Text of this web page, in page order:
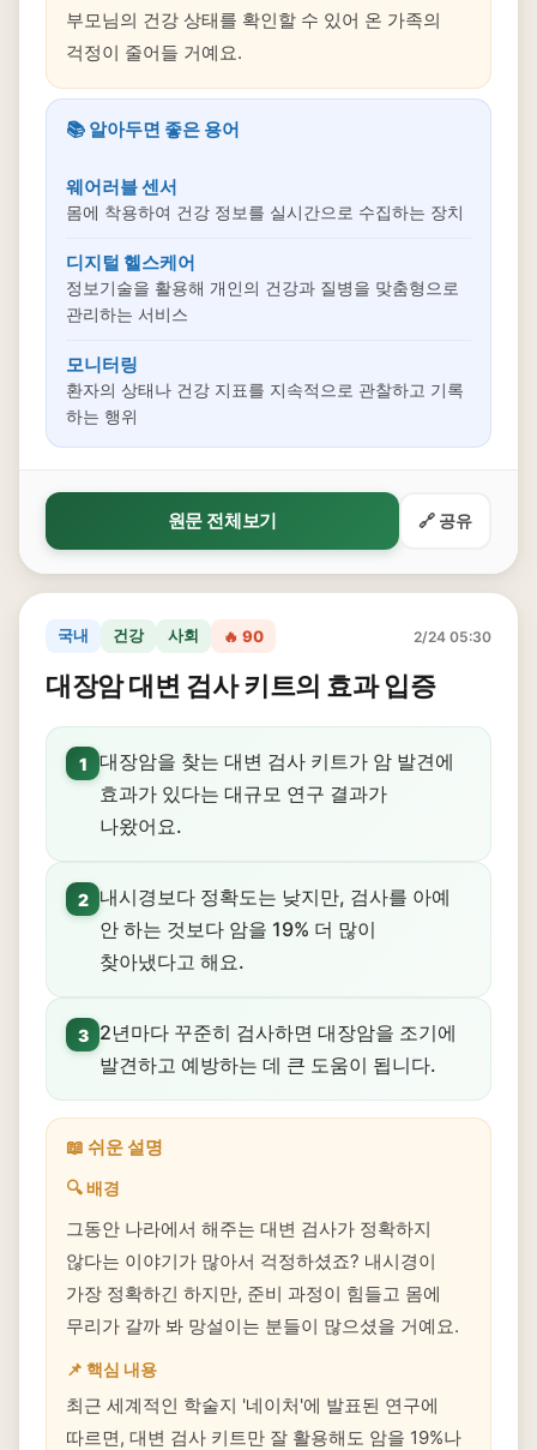
부모님의 건강 상태를 확인할 수 있어 온 가족의
걱정이 줄어들 거예요.
📚 알아두면 좋은 용어
웨어러블 센서
몸에 착용하여 건강 정보를 실시간으로 수집하는 장치
디지털 헬스케어
정보기술을 활용해 개인의 건강과 질병을 맞춤형으로
관리하는 서비스
모니터링
환자의 상태나 건강 지표를 지속적으로 관찰하고 기록
하는 행위
원문 전체보기 🔗 공유
국내 건강 사회 🔥 90 2/24 05:30
대장암 대변 검사 키트의 효과 입증
1
대장암을 찾는 대변 검사 키트가 암 발견에
효과가 있다는 대규모 연구 결과가
나왔어요.
2
내시경보다 정확도는 낮지만, 검사를 아예
안 하는 것보다 암을 19% 더 많이
찾아냈다고 해요.
3
2년마다 꾸준히 검사하면 대장암을 조기에
발견하고 예방하는 데 큰 도움이 됩니다.
📖 쉬운 설명
🔍 배경
그동안 나라에서 해주는 대변 검사가 정확하지
않다는 이야기가 많아서 걱정하셨죠? 내시경이
가장 정확하긴 하지만, 준비 과정이 힘들고 몸에
무리가 갈까 봐 망설이는 분들이 많으셨을 거예요.
📌 핵심 내용
최근 세계적인 학술지 '네이처'에 발표된 연구에
따르면, 대변 검사 키트만 잘 활용해도 암을 19%나